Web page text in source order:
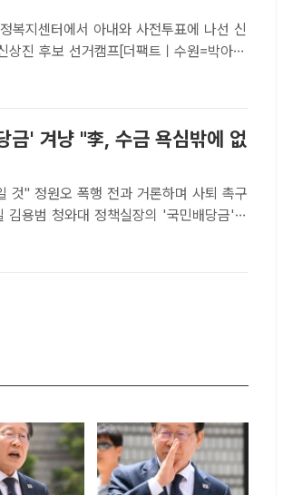
복지센터에서 아내와 사전투표에 나선 신
진 후보 선거캠프[더팩트ㅣ수원=박아론
보는 29일 "민선8기 추진해 온 수많은
금' 겨냥 "李, 수금 욕심밖에 없
것" 정원오 폭행 전과 거론하며 사퇴 촉구
금 욕심밖에 없다"고 비판했다. /배정한